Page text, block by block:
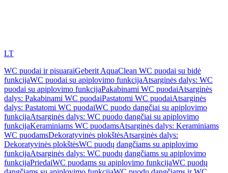
LT
WC puodai ir pisuaraiGeberit AquaClean WC puodai su bidė
funkcijaWC puodai su apiplovimo funkcijaAtsarginės dalys: WC
puodai su apiplovimo funkcijaPakabinami WC puodaiAtsarginės
dalys: Pakabinami WC puodaiPastatomi WC puodaiAtsarginės
dalys: Pastatomi WC puodaiWC puodo dangčiai su apiplovimo
funkcijaAtsarginės dalys: WC puodo dangčiai su apiplovimo
funkcijaKeraminiams WC puodamsAtsarginės dalys: Keraminiams
WC puodamsDekoratyvinės plokštėsAtsarginės dalys:
Dekoratyvinės plokštėsWC puodų dangčiams su apiplovimo
funkcijaAtsarginės dalys: WC puodų dangčiams su apiplovimo
funkcijaPriedaiWC puodams su apiplovimo funkcijaWC puodų